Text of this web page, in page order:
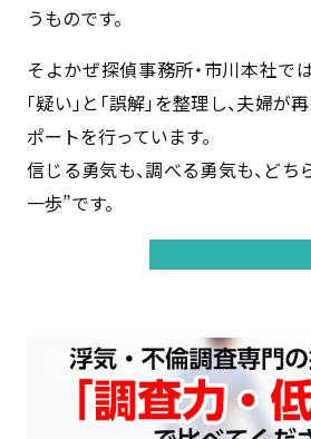
うものです。
そよかぜ探偵事務所・市川本社で
「疑い」と「誤解」を整理し、夫婦
ポートを行っています。
信じる勇気も、調べる勇気も、ど
一歩”です。